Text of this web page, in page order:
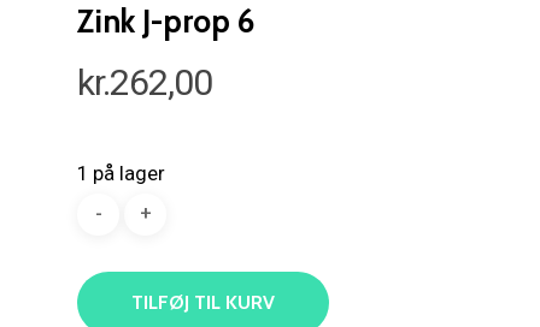
Zink J-prop 6
kr.262,00
1 på lager
TILFØJ TIL KURV